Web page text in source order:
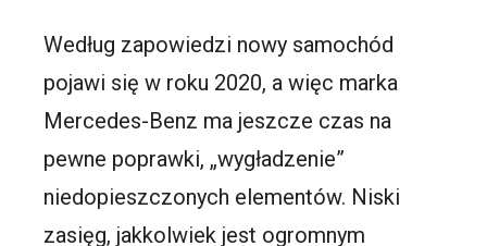
Według zapowiedzi nowy samochód
pojawi się w roku 2020, a więc marka
Mercedes-Benz ma jeszcze czas na
pewne poprawki, „wygładzenie”
niedopieszczonych elementów. Niski
zasięg, jakkolwiek jest ogromnym